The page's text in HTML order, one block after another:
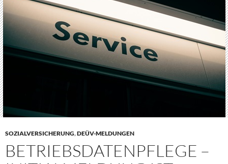
SOZIALVERSICHERUNG,DEÜV-MELDUNGEN
BETRIEBSDATENPFLEGE –